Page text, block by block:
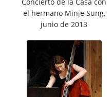
el hermano Minje Sung,
junio de 2013